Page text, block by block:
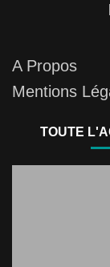
A Propos
Mentions
TOUTE